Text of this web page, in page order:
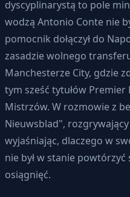
dyscyplinarystą to pole
wodzą Antonio Conte nie
pomocnik dołączył do
zasadzie wolnego
Manchesterze City, gdzie
tym sześć tytułów
Mistrzów. W rozmowie z
Nieuwsblad", rozgrywający
wyjaśniając, dlaczego w
nie był w stanie
osiągnięć.